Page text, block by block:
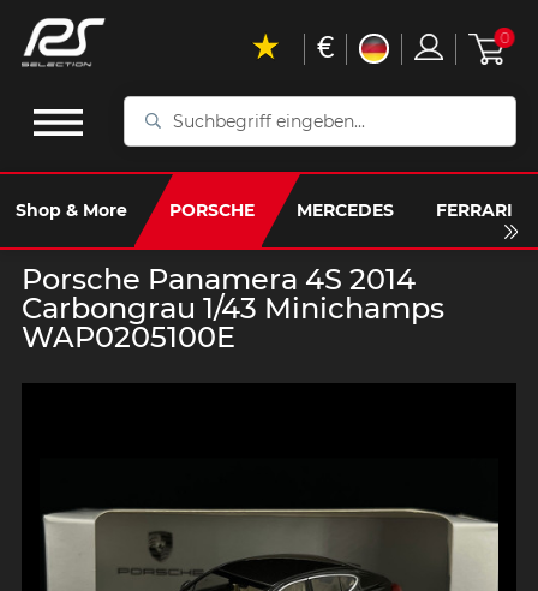
Suchbegriff
Shop & More PORSCHE MERCEDES FERRARI
€ 0
Porsche Panamera 4S 2014
Carbongrau 1/43 Minichamps
WAP0205100E